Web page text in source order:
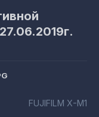
FUJIFILM X-M1